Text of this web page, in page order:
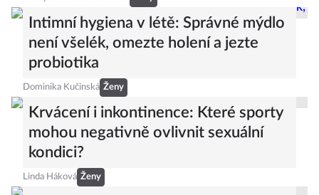
Intimní hygiena v létě: Správné mýdlo
není všelék, omezte holení a jezte
probiotika
Dominika Kučinská Ženy
Krvácení i inkontinence: Které sporty
mohou negativně ovlivnit sexuální
kondici?
Linda Háková Ženy